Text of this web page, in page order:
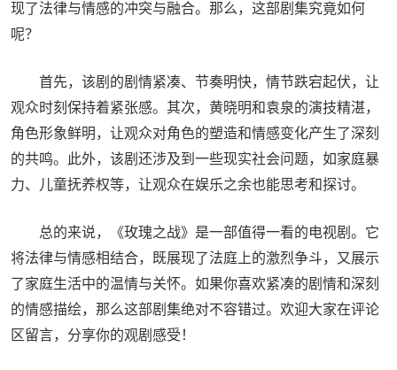
现了法律与情感的冲突与融合。那么，这部剧集究竟如何
呢？
首先，该剧的剧情紧凑、节奏明快，情节跌宕起伏，让
观众时刻保持着紧张感。其次，黄晓明和袁泉的演技精湛，
角色形象鲜明，让观众对角色的塑造和情感变化产生了深刻
的共鸣。此外，该剧还涉及到一些现实社会问题，如家庭暴
力、儿童抚养权等，让观众在娱乐之余也能思考和探讨。
总的来说，《玫瑰之战》是一部值得一看的电视剧。它
将法律与情感相结合，既展现了法庭上的激烈争斗，又展示
了家庭生活中的温情与关怀。如果你喜欢紧凑的剧情和深刻
的情感描绘，那么这部剧集绝对不容错过。欢迎大家在评论
区留言，分享你的观剧感受！